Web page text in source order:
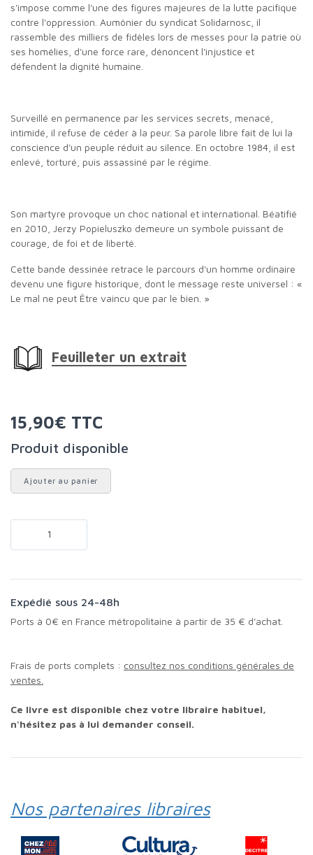
s'impose comme l'une des figures majeures de la lutte pacifique
contre l'oppression. Aumônier du syndicat Solidarnosc, il
rassemble des milliers de fidèles lors de messes pour la patrie où
ses homélies, d'une force rare, dénoncent l'injustice et
défendent la dignité humaine.
Surveillé en permanence par les services secrets, menacé,
intimidé, il refuse de céder à la peur. Sa parole libre fait de lui la
conscience d'un peuple réduit au silence. En octobre 1984, il est
enlevé, torturé, puis assassiné par le régime.
Son martyre provoque un choc national et international. Béatifié
en 2010, Jerzy Popieluszko demeure un symbole puissant de
courage, de foi et de liberté.
Cette bande dessinée retrace le parcours d'un homme ordinaire
devenu une figure historique, dont le message reste universel : «
Le mal ne peut Être vaincu que par le bien. »
Feuilleter un extrait
15,90€ TTC
Produit disponible
Ajouter au panier
Expédié sous 24-48h
Ports à 0€ en France métropolitaine à partir de 35 € d'achat.
Frais de ports complets : consultez nos conditions générales de
ventes.
Ce livre est disponible chez votre libraire habituel,
n'hésitez pas à lui demander conseil.
Nos partenaires libraires